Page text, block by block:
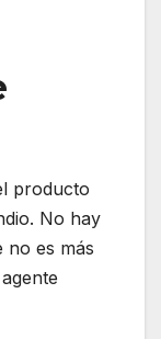
producto
No hay
no es más